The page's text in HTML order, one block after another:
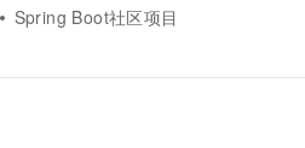
Spring Boot社区项目